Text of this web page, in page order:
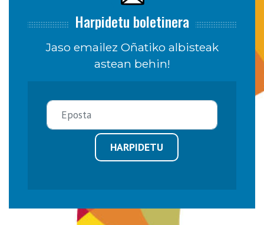
Harpidetu boletinera
Jaso emailez Oñatiko albisteak
astean behin!
HARPIDETU